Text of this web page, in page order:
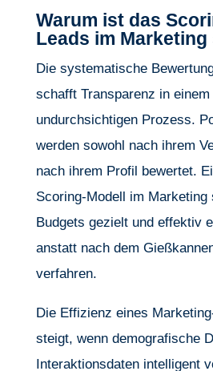
Warum ist das
Leads im
Die systematische
schafft Transparenz in einem
undurchsichtigen Prozess.
werden sowohl nach ihrem
nach ihrem Profil bewertet.
Scoring-Modell im
Budgets gezielt und effektiv
anstatt nach dem
verfahren.
Die Effizienz eines
steigt, wenn demografische
Interaktionsdaten intelligent